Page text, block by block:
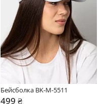
Бейсболка BK-M-5511
499 ₴